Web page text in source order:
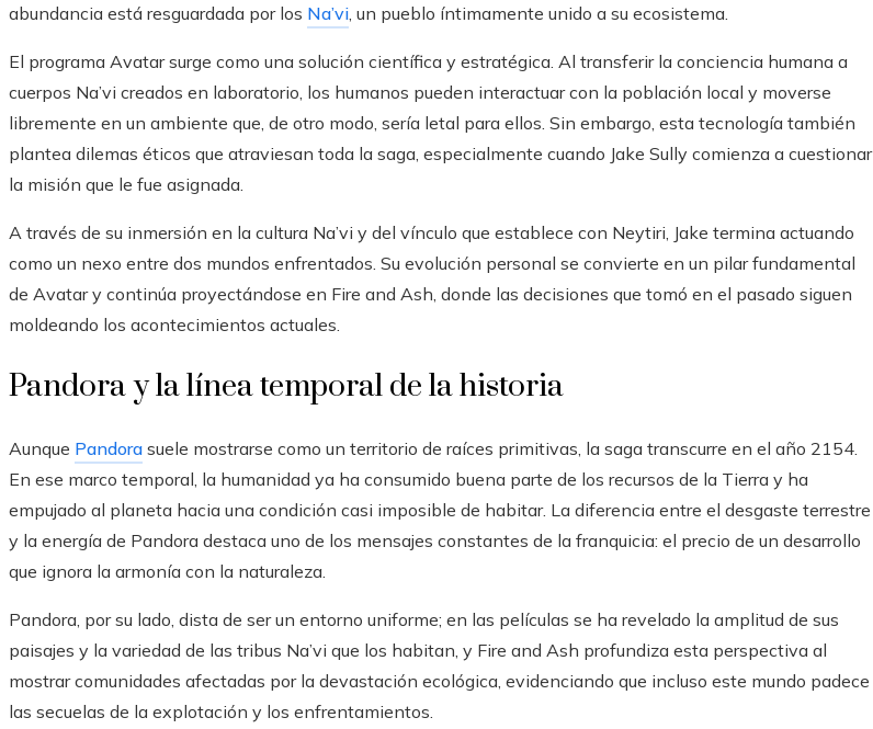
abundancia está resguardada por los Na’vi, un pueblo íntimamente unido a su ecosistema.
El programa Avatar surge como una solución científica y estratégica. Al transferir la conciencia humana a
cuerpos Na’vi creados en laboratorio, los humanos pueden interactuar con la población local y moverse
libremente en un ambiente que, de otro modo, sería letal para ellos. Sin embargo, esta tecnología también
plantea dilemas éticos que atraviesan toda la saga, especialmente cuando Jake Sully comienza a cuestionar
la misión que le fue asignada.
A través de su inmersión en la cultura Na’vi y del vínculo que establece con Neytiri, Jake termina actuando
como un nexo entre dos mundos enfrentados. Su evolución personal se convierte en un pilar fundamental
de Avatar y continúa proyectándose en Fire and Ash, donde las decisiones que tomó en el pasado siguen
moldeando los acontecimientos actuales.
Pandora y la línea temporal de la historia
Aunque Pandora suele mostrarse como un territorio de raíces primitivas, la saga transcurre en el año 2154.
En ese marco temporal, la humanidad ya ha consumido buena parte de los recursos de la Tierra y ha
empujado al planeta hacia una condición casi imposible de habitar. La diferencia entre el desgaste terrestre
y la energía de Pandora destaca uno de los mensajes constantes de la franquicia: el precio de un desarrollo
que ignora la armonía con la naturaleza.
Pandora, por su lado, dista de ser un entorno uniforme; en las películas se ha revelado la amplitud de sus
paisajes y la variedad de las tribus Na’vi que los habitan, y Fire and Ash profundiza esta perspectiva al
mostrar comunidades afectadas por la devastación ecológica, evidenciando que incluso este mundo padece
las secuelas de la explotación y los enfrentamientos.